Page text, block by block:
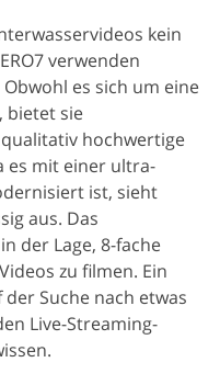
kein
verwenden
Obwohl es sich um eine
bietet sie
hochwertige
es mit einer ultra-
ist, sieht
aus. Das
der Lage, 8-fache
zu filmen. Ein
Suche nach etwas
Live-Streaming-